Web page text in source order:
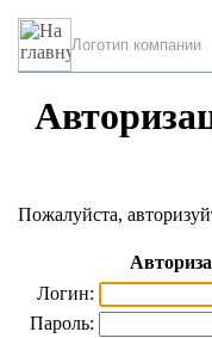
Логотип компании
Пожалуйста,
Логин:
Пароль: